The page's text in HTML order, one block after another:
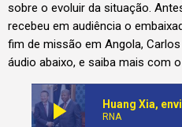
sobre o evoluir da situação.
recebeu em audiência o
fim de missão em Angola,
áudio abaixo, e saiba mais com
play_arrow RNA